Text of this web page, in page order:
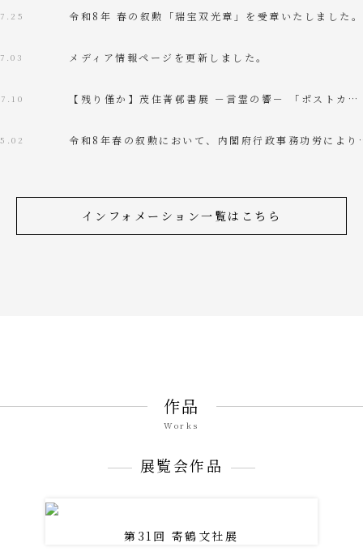
令和8年 春の叙勲「瑞宝双光章」を受章いたしました。
メディア情報ページを更新しました。
【残り僅か】茂住菁邨書展 －言霊の響－ 「ポストカ…
令和8年春の叙勲において、内閣府行政事務功労によ
インフォメーション一覧はこちら
作品
Works
展覧会作品
第31回 寄鶴文社展